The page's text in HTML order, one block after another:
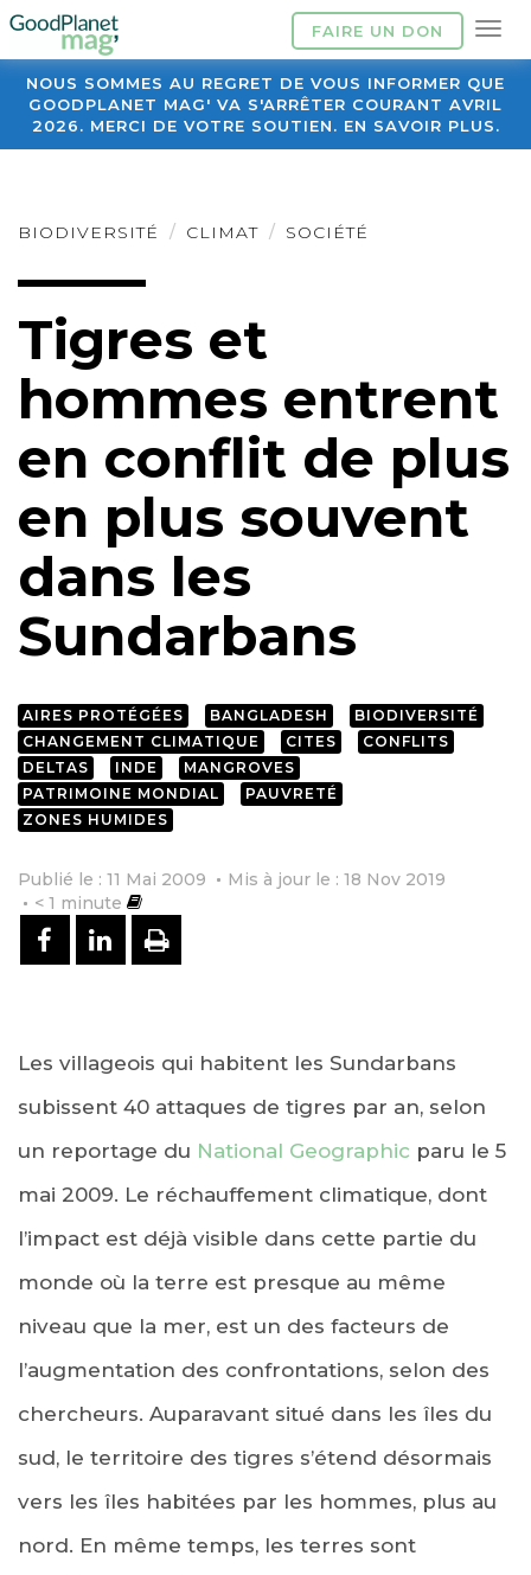
FAIRE UN DON
NOUS SOMMES AU REGRET DE VOUS INFORMER QUE
GOODPLANET MAG' VA S'ARRÊTER COURANT AVRIL
2026. MERCI DE VOTRE SOUTIEN. EN SAVOIR PLUS.
BIODIVERSITÉ CLIMAT SOCIÉTÉ
Tigres et
hommes entrent
en conflit de plus
en plus souvent
dans les
Sundarbans
AIRES PROTÉGÉES BANGLADESH
BIODIVERSITÉ
CHANGEMENT CLIMATIQUE
CITES
CONFLITS
DELTAS
INDE
MANGROVES
PATRIMOINE MONDIAL
PAUVRETÉ
ZONES HUMIDES
Publié le : 11 Mai 2009
Mis à jour le : 18 Nov 2019
< 1 minute
PARTAGER SUR FACEBOOK
PARTAGER SUR LINKEDIN
IMPRIMER
Les villageois qui habitent les Sundarbans
subissent 40 attaques de tigres par an, selon
un reportage du National Geographic paru le 5
mai 2009. Le réchauffement climatique, dont
l’impact est déjà visible dans cette partie du
monde où la terre est presque au même
niveau que la mer, est un des facteurs de
l’augmentation des confrontations, selon des
chercheurs. Auparavant situé dans les îles du
sud, le territoire des tigres s’étend désormais
vers les îles habitées par les hommes, plus au
nord. En même temps, les terres sont